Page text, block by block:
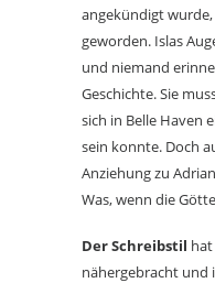
angekündigt
geworden. Islas
und niemand
Geschichte. Sie
sich in Belle Haven
sein konnte. Doch
Anziehung zu
Was, wenn die
Der Schreibstil
nähergebracht und